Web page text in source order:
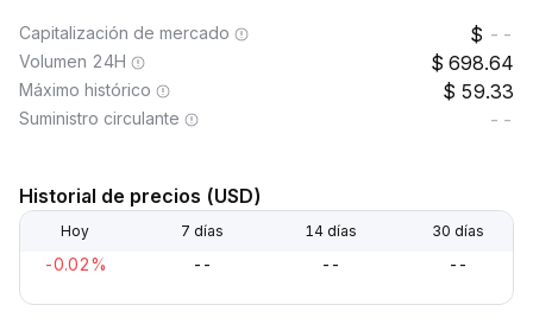
Capitalización de mercado --
Volumen 24H 698.64
Máximo histórico 59.33
Suministro circulante --
Historial de precios (USD)
Hoy 7 días 14 días 30 días
-0.02% -- -- --